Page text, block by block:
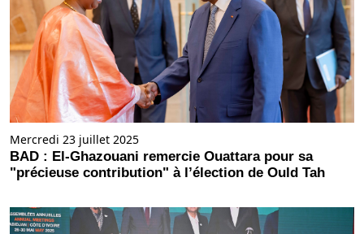
Mercredi 23 juillet 2025
BAD : El-Ghazouani remercie Ouattara pour sa
"précieuse contribution" à l’élection de Ould Tah